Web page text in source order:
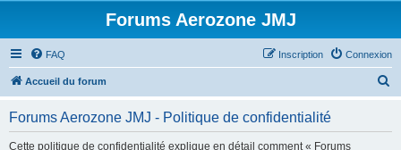
Forums Aerozone JMJ
FAQ Connexion
Inscription
Accueil du forum
Forums Aerozone JMJ - Politique de confidentialité
Cette politique de confidentialité explique en détail comment « Forums